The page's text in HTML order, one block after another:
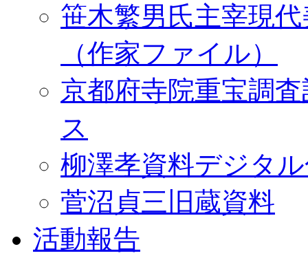
笹木繁男氏主宰現
（作家ファイル）
京都府寺院重宝調
ス
柳澤孝資料デジタ
菅沼貞三旧蔵資料
活動報告